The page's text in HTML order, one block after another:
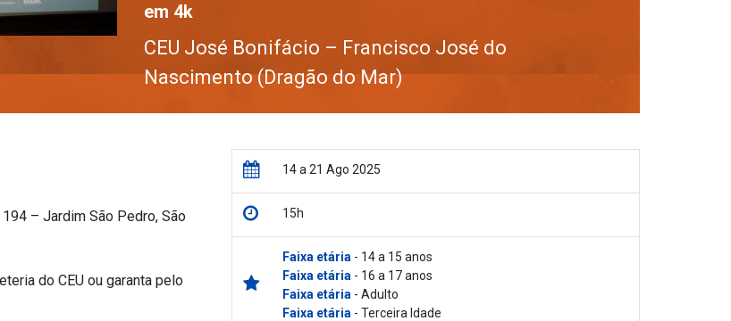
em 4k
CEU José Bonifácio – Francisco José do
Nascimento (Dragão do Mar)
– Jardim São Pedro, São
do CEU ou garanta pelo
14 a 21 Ago 2025
15h
Faixa etária - 14 a 15 anos
Faixa etária - 16 a 17 anos
Faixa etária - Adulto
Faixa etária - Terceira Idade